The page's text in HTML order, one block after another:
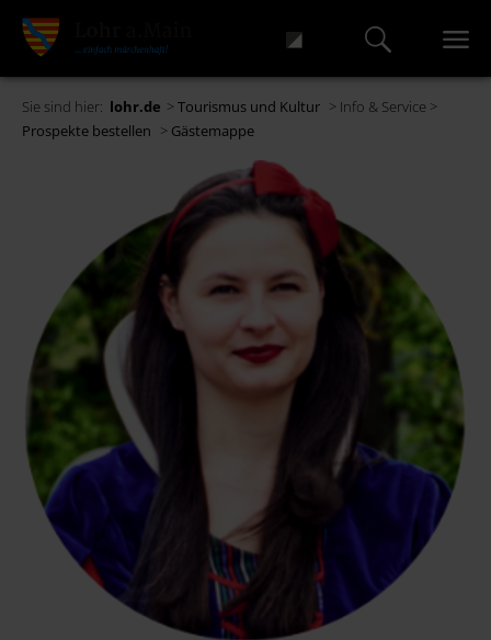
Sie sind hier: lohr.de > Tourismus und Kultur > Info & Service >
Prospekte bestellen > Gästemappe